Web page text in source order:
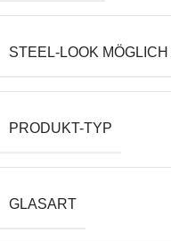
STEEL-LOOK MÖGLICH
PRODUKT-TYP
GLASART